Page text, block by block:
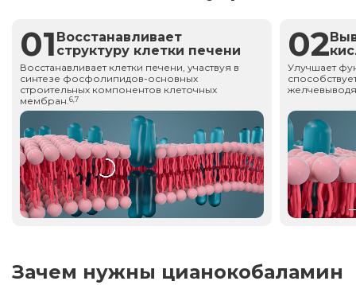
01 Восстанавливает
структуру клетки печени
Восстанавливает клетки печени, участвуя в
синтезе фосфолипидов-основных
строительных компонентов клеточных
мембран.6,7
02
Улучшает
Зачем нужны цианокобаламин